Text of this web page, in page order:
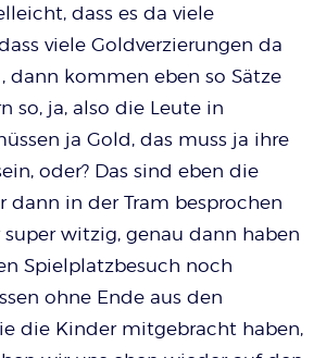
dass es da viele
viele Goldverzierungen da
dann kommen eben so Sätze
so, ja, also die Leute in
ja Gold, das muss ja ihre
oder? Das sind eben die
dann in der Tram besprochen
super witzig, genau dann haben
Spielplatzbesuch noch
ohne Ende aus den
die Kinder mitgebracht haben,